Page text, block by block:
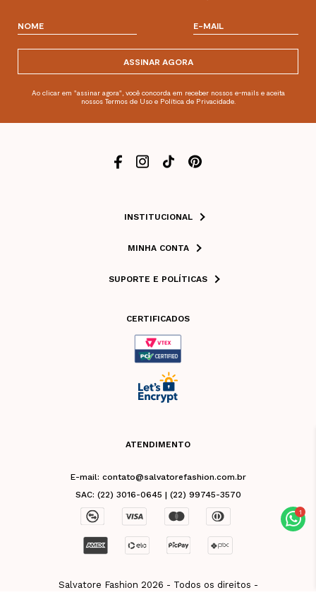
ASSINAR AGORA
Ao clicar em "assinar agora", você concorda em receber nossos e-mails e aceita
nossos Termos de Uso e Política de Privacidade.
INSTITUCIONAL
MINHA CONTA
SUPORTE E POLÍTICAS
CERTIFICADOS
ATENDIMENTO
E-mail: contato@salvatorefashion.com.br
SAC: (22) 3016-0645 | (22) 99745-3570
Salvatore Fashion 2026 - Todos os direitos -